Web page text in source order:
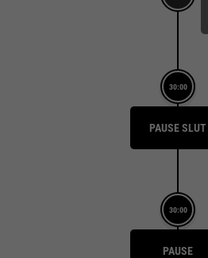
30:00
PAUSE SLUT
30:00
PAUSE